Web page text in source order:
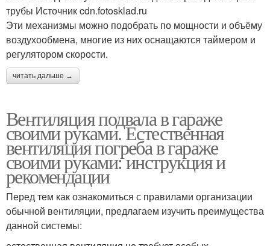
трубы Источник cdn.fotosklad.ru
Эти механизмы можно подобрать по мощности и объёму
воздухообмена, многие из них оснащаются таймером и
регулятором скорости.
читать дальше →
Вентиляция подвала в гараже
своими руками. Естественная
вентиляция погреба в гараже
своими руками: инструкция и
рекомендации
Перед тем как ознакомиться с правилами организации
обычной вентиляции, предлагаем изучить преимущества
данной системы: